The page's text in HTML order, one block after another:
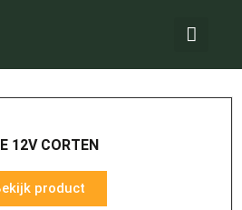
12V CORTEN
product